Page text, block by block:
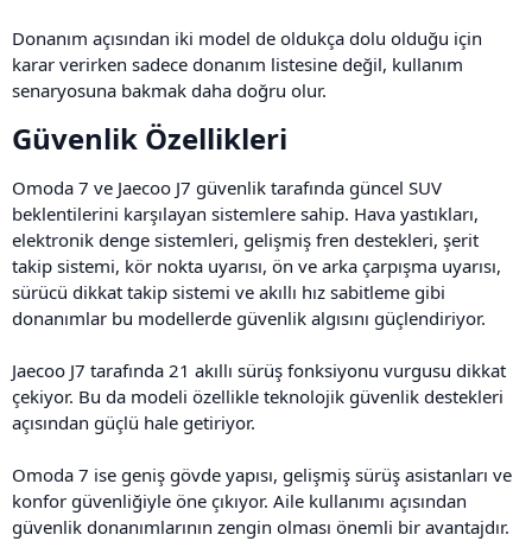
Donanım açısından iki model de oldukça dolu olduğu için
karar verirken sadece donanım listesine değil, kullanım
senaryosuna bakmak daha doğru olur.
Güvenlik Özellikleri​
Omoda 7 ve Jaecoo J7 güvenlik tarafında güncel SUV
beklentilerini karşılayan sistemlere sahip. Hava yastıkları,
elektronik denge sistemleri, gelişmiş fren destekleri, şerit
takip sistemi, kör nokta uyarısı, ön ve arka çarpışma uyarısı,
sürücü dikkat takip sistemi ve akıllı hız sabitleme gibi
donanımlar bu modellerde güvenlik algısını güçlendiriyor.
Jaecoo J7 tarafında 21 akıllı sürüş fonksiyonu vurgusu dikkat
çekiyor. Bu da modeli özellikle teknolojik güvenlik destekleri
açısından güçlü hale getiriyor.
Omoda 7 ise geniş gövde yapısı, gelişmiş sürüş asistanları ve
konfor güvenliğiyle öne çıkıyor. Aile kullanımı açısından
güvenlik donanımlarının zengin olması önemli bir avantajdır.